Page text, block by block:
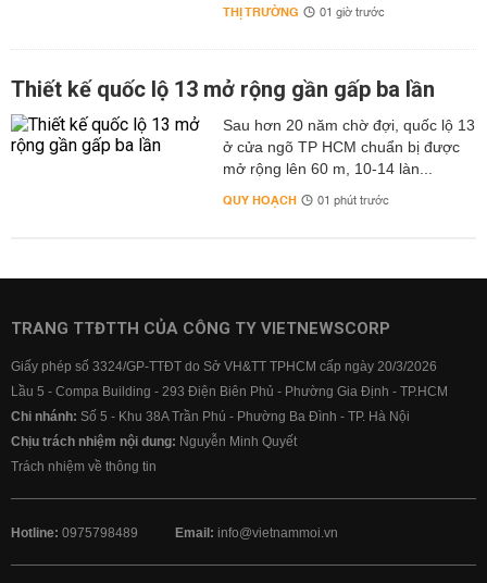
THỊ TRƯỜNG 01 giờ trước
Thiết kế quốc lộ 13 mở rộng gần gấp ba lần
Sau hơn 20 năm chờ đợi, quốc lộ 13
ở cửa ngõ TP HCM chuẩn bị được
mở rộng lên 60 m, 10-14 làn...
QUY HOẠCH 01 phút trước
TRANG TTĐTTH CỦA CÔNG TY VIETNEWSCORP
Giấy phép số 3324/GP-TTĐT do Sở VH&TT TPHCM cấp ngày 20/3/2026
Lầu 5 - Compa Building - 293 Điện Biên Phủ - Phường Gia Định - TP.HCM
Chi nhánh: Số 5 - Khu 38A Trần Phú - Phường Ba Đình - TP. Hà Nội
Chịu trách nhiệm nội dung: Nguyễn Minh Quyết
Trách nhiệm về thông tin
Hotline: 0975798489 Email: info@vietnammoi.vn